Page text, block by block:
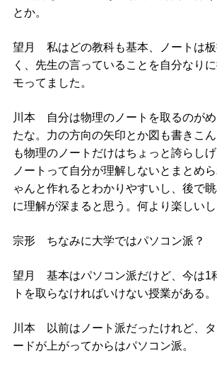
とか。
望月 私はどの教科も基本、ノートは
く、先生の言っていることを自分なり
モってました。
川本 自分は物理のノートを取るのが
たな。力の方向の矢印とか図も書きこ
も物理のノートだけはちょっと誇らしげ
ノートって自分が理解しないとまとめ
ゃんと作れるとわかりやすいし、後で
に理解が深まると思う。何より楽しいし
宗形 ちなみに大学ではパソコン派？
望月 基本はパソコン派だけど、今は1
トを取らなければいけない授業がある。
川本 以前はノート派だったけれど、
ードが上がってからはパソコン派。